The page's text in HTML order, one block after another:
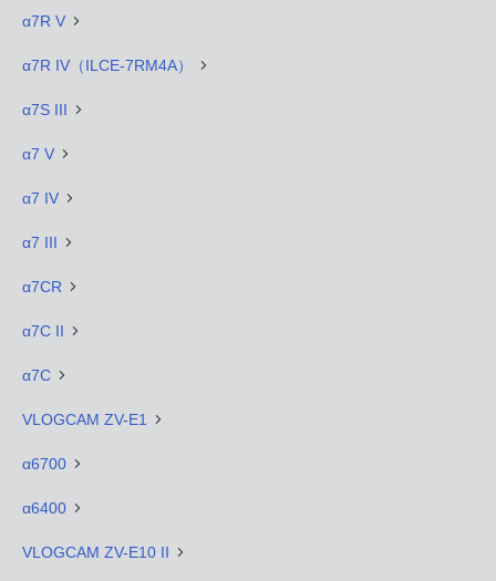
α7R V
α7R IV（ILCE-7RM4A）
α7S III
α7 V
α7 IV
α7 III
α7CR
α7C II
α7C
VLOGCAM ZV-E1
α6700
α6400
VLOGCAM ZV-E10 II